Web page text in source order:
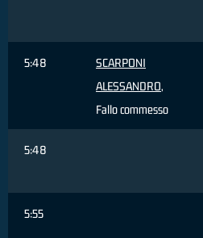
5:48
SCARPONI
ALESSANDRO,
Fallo commesso
5:48
5:55